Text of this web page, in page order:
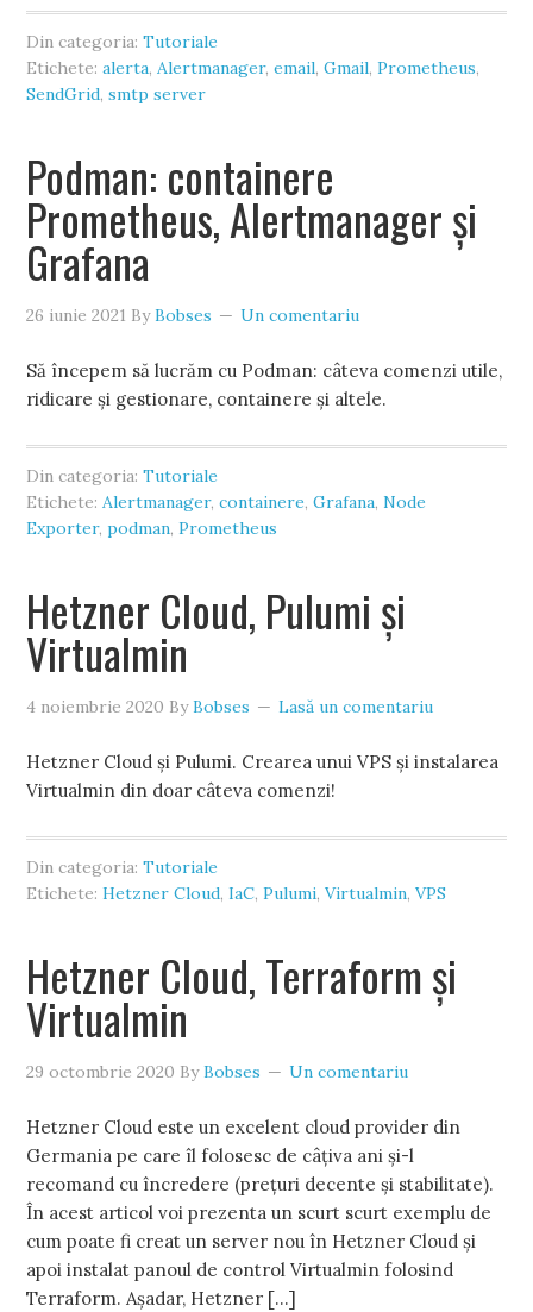
Din categoria:Tutoriale
Etichete:alerta,Alertmanager,email,Gmail,Prometheus,
SendGrid,smtp server
Podman: containere
Prometheus, Alertmanager și
Grafana
26 iunie 2021 ByBobses Un comentariu
Să începem să lucrăm cu Podman: câteva comenzi utile,
ridicare și gestionare, containere și altele.
Din categoria:Tutoriale
Etichete:Alertmanager,containere,Grafana,Node
Exporter,podman,Prometheus
Hetzner Cloud, Pulumi și
Virtualmin
4 noiembrie 2020 ByBobses Lasă un comentariu
Hetzner Cloud și Pulumi. Crearea unui VPS și instalarea
Virtualmin din doar câteva comenzi!
Din categoria:Tutoriale
Etichete:Hetzner Cloud,IaC,Pulumi,Virtualmin,VPS
Hetzner Cloud, Terraform și
Virtualmin
29 octombrie 2020 ByBobses Un comentariu
Hetzner Cloud este un excelent cloud provider din
Germania pe care îl folosesc de câțiva ani și-l
recomand cu încredere (prețuri decente și stabilitate).
În acest articol voi prezenta un scurt scurt exemplu de
cum poate fi creat un server nou în Hetzner Cloud și
apoi instalat panoul de control Virtualmin folosind
Terraform. Așadar, Hetzner […]